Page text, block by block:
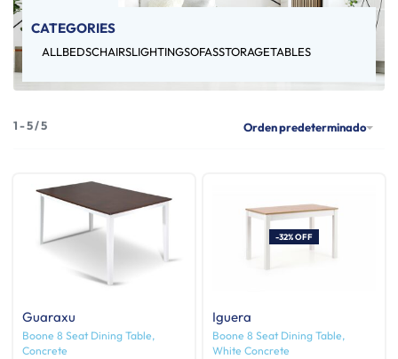
CATEGORIES
ALLBEDSCHAIRSLIGHTINGSOFASSTORAGETABLES
1-5/5 Orden predeterminado
Guaraxu
Boone 8 Seat Dining Table,
Concrete
-32% OFF
Iguera
Boone 8 Seat Dining Table,
White Concrete